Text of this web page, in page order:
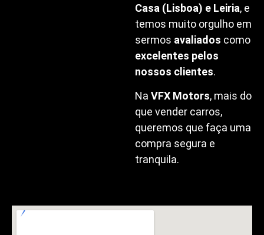
Casa (Lisboa) e Leiria, e
temos muito orgulho em
sermos avaliados como
excelentes pelos
nossos clientes.
NaVFX Motors, mais do
que vender carros,
queremos que faça uma
compra segura e
tranquila.